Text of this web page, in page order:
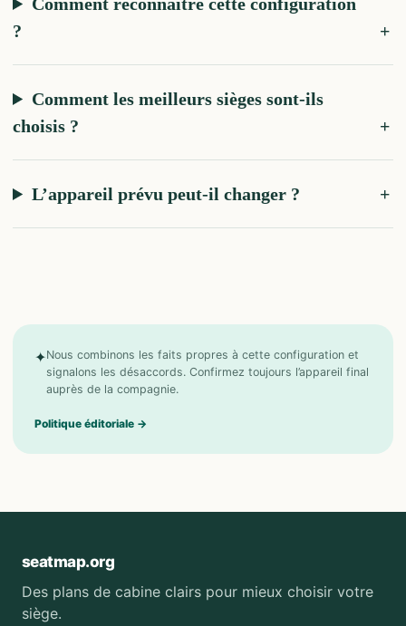
?
Comment les meilleurs sièges sont-ils
choisis ?
L’appareil prévu peut-il changer ?
✦Nous combinons les faits propres à cette configuration et
signalons les désaccords. Confirmez toujours l’appareil final
auprès de la compagnie.
Politique éditoriale →
seatmap.org
Des plans de cabine clairs pour mieux choisir votre
siège.